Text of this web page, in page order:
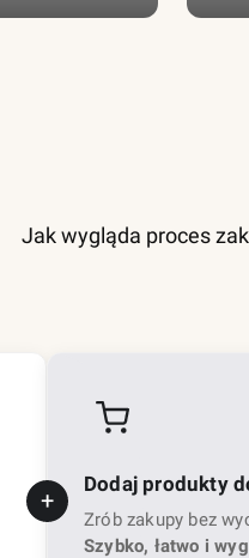
Jak wygląda proces
Dodaj produkty
Zrób zakupy bez
Szybko, łatwo i